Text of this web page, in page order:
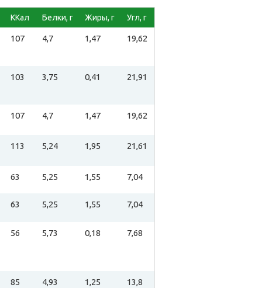
ККал Белки, г Жиры, г Угл, г
107 4,7 1,47 19,62
103 3,75 0,41 21,91
107 4,7 1,47 19,62
113 5,24 1,95 21,61
63 5,25 1,55 7,04
63 5,25 1,55 7,04
56 5,73 0,18 7,68
85 4,93 1,25 13,8